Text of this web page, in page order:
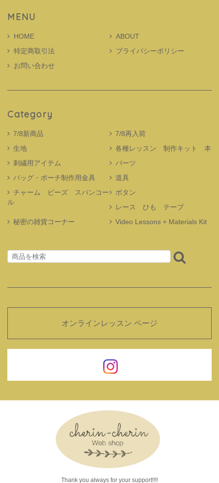
MENU
HOME
ABOUT
特定商取引法
プライバシーポリシー
お問い合わせ
Category
7/8新商品
7/8再入荷
生地
各種レッスン 制作キット 本
刺繍用アイテム
パーツ
バッグ・ポーチ制作用金具
道具
チャーム ビーズ スパンコー
ル
ボタン
レース ひも テープ
秘密の雑貨コーナー
Video Lessons + Materials Kit
オンラインレッスン ページ
Thank you always for your support!!!!